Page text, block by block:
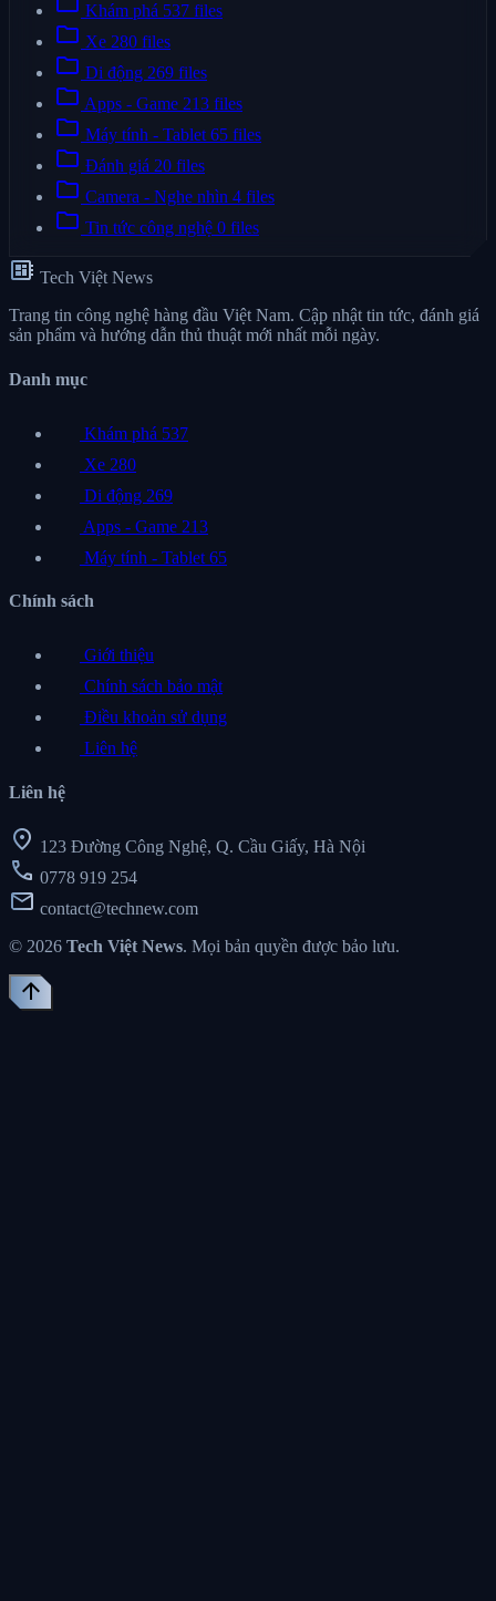
Khám phá 537 files
folder Xe 280 files
folder Di động 269 files
folder Apps - Game 213 files
folder Máy tính - Tablet 65 files
folder Đánh giá 20 files
folder Camera - Nghe nhìn 4 files
folder Tin tức công nghệ 0 files
developer_board Tech Việt News
Trang tin công nghệ hàng đầu Việt Nam. Cập nhật tin tức, đánh giá
sản phẩm và hướng dẫn thủ thuật mới nhất mỗi ngày.
Danh mục
Khám phá 537
Xe 280
Di động 269
Apps - Game 213
Máy tính - Tablet 65
Chính sách
Giới thiệu
Chính sách bảo mật
Điều khoản sử dụng
Liên hệ
Liên hệ
location_on 123 Đường Công Nghệ, Q. Cầu Giấy, Hà Nội
call 0778 919 254
mail contact@technew.com
© 2026 Tech Việt News. Mọi bản quyền được bảo lưu.
arrow_upward